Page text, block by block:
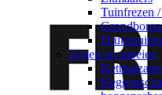
Tuinfrezen
Zagen en snoeien